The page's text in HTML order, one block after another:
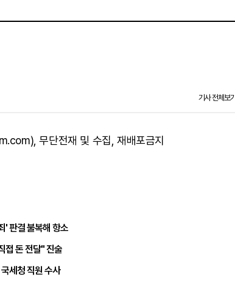
기사 전체보기
무단전재 및 수집, 재배포금지
' 판결 불복해 항소
접 돈 전달" 진술
세청 직원 수사